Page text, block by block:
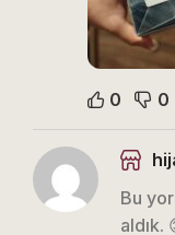
0 0
Bu
aldık.